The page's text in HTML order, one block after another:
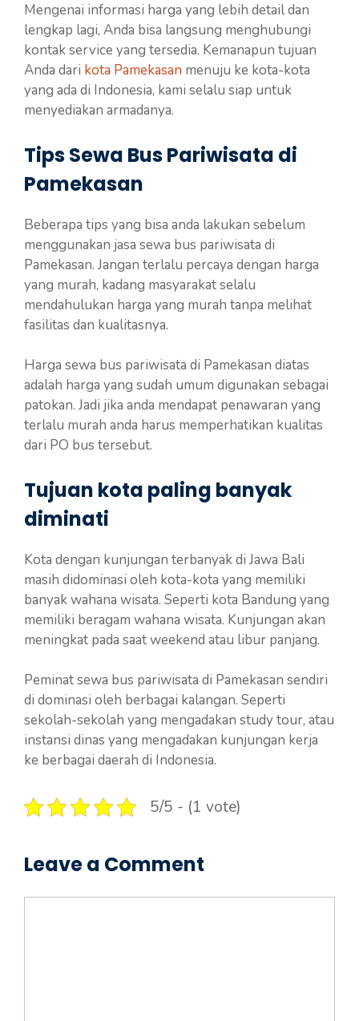
Mengenai informasi harga yang lebih detail dan
lengkap lagi, Anda bisa langsung menghubungi
kontak service yang tersedia. Kemanapun tujuan
Anda dari kota Pamekasan menuju ke kota-kota
yang ada di Indonesia, kami selalu siap untuk
menyediakan armadanya.
Tips Sewa Bus Pariwisata di
Pamekasan
Beberapa tips yang bisa anda lakukan sebelum
menggunakan jasa sewa bus pariwisata di
Pamekasan. Jangan terlalu percaya dengan harga
yang murah, kadang masyarakat selalu
mendahulukan harga yang murah tanpa melihat
fasilitas dan kualitasnya.
Harga sewa bus pariwisata di Pamekasan diatas
adalah harga yang sudah umum digunakan sebagai
patokan. Jadi jika anda mendapat penawaran yang
terlalu murah anda harus memperhatikan kualitas
dari PO bus tersebut.
Tujuan kota paling banyak
diminati
Kota dengan kunjungan terbanyak di Jawa Bali
masih didominasi oleh kota-kota yang memiliki
banyak wahana wisata. Seperti kota Bandung yang
memiliki beragam wahana wisata. Kunjungan akan
meningkat pada saat weekend atau libur panjang.
Peminat sewa bus pariwisata di Pamekasan sendiri
di dominasi oleh berbagai kalangan. Seperti
sekolah-sekolah yang mengadakan study tour, atau
instansi dinas yang mengadakan kunjungan kerja
ke berbagai daerah di Indonesia.
5/5 - (1 vote)
Leave a Comment